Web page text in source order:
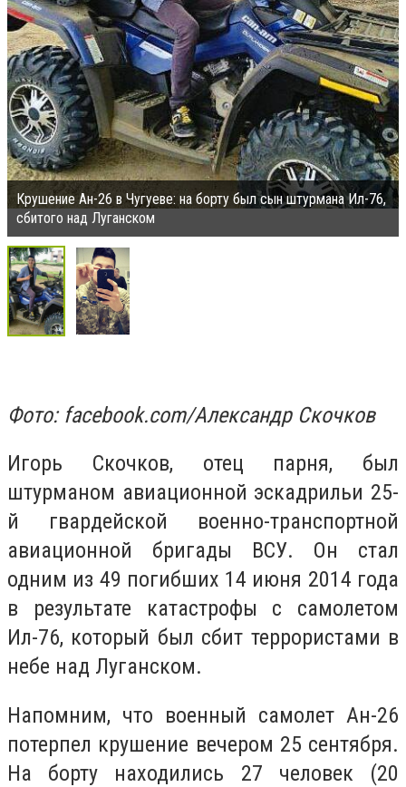
Крушение Ан-26 в Чугуеве: на борту был сын штурмана Ил-76,
сбитого над Луганском
Фото: facebook.com/Александр Скочков
Игорь Скочков, отец парня, был
штурманом авиационной эскадрильи 25-
й гвардейской военно-транспортной
авиационной бригады ВСУ. Он стал
одним из 49 погибших 14 июня 2014 года
в результате катастрофы с самолетом
Ил-76, который был сбит террористами в
небе над Луганском.
Напомним, что военный самолет Ан-26
потерпел крушение вечером 25 сентября.
На борту находились 27 человек (20